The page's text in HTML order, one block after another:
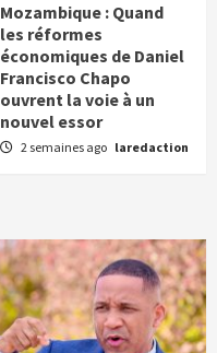
Mozambique : Quand
les réformes
économiques de Daniel
Francisco Chapo
ouvrent la voie à un
nouvel essor
2 semaines ago laredaction